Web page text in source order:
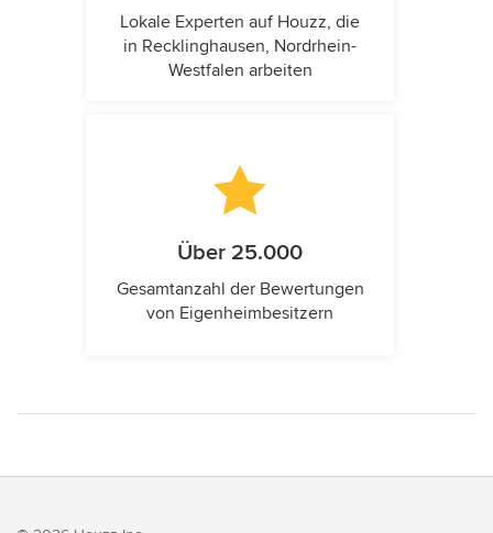
Lokale Experten auf Houzz, die
in Recklinghausen, Nordrhein-
Westfalen arbeiten
Über 25.000
Gesamtanzahl der Bewertungen
von Eigenheimbesitzern